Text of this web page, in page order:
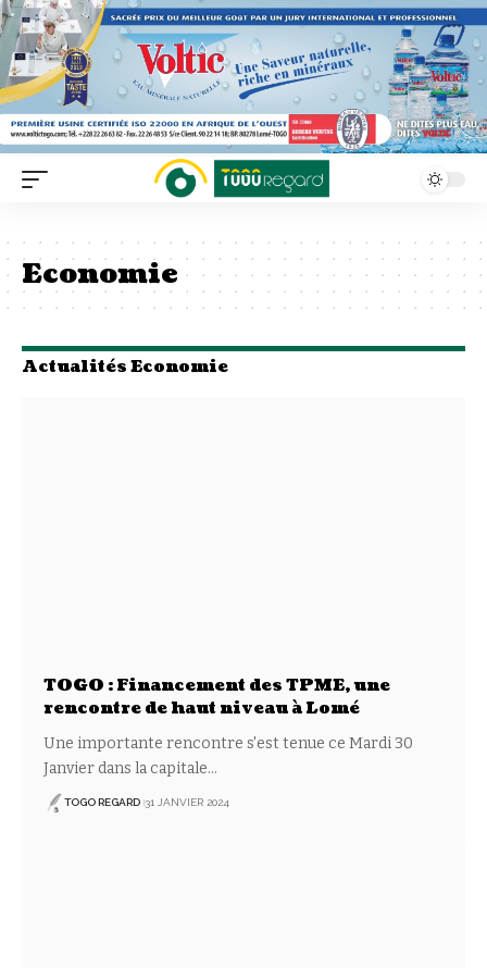
Economie
Actualités Economie
TOGO : Financement des TPME, une
rencontre de haut niveau à Lomé
Une importante rencontre s'est tenue ce Mardi 30
Janvier dans la capitale…
TOGO REGARD 31 JANVIER 2024